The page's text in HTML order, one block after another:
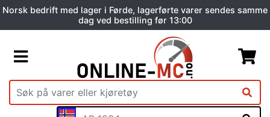
Norsk bedrift med lager i Førde, lagerførte varer sendes samme
dag ved bestilling før 13:00